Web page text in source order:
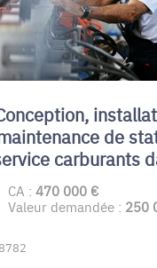
de
carburants
Privatif et
CA : 470 000 €
Valeur demandée : 250